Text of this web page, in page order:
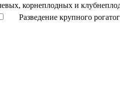
корнеплодных и
Разведение крупного